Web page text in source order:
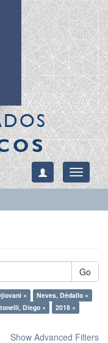
Toggle
Go
×
Neves, Dédallo ×
Diego ×
2018 ×
Show Advanced Filters